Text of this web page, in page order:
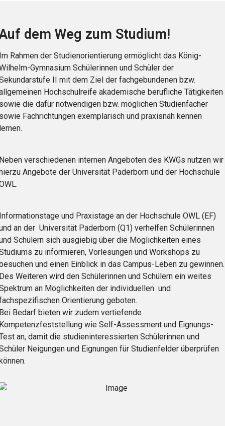
dem Weg zum Studium!
Rahmen der Studienorientierung ermöglicht das König-
Gymnasium Schülerinnen und Schüler der
II mit dem Ziel der fachgebundenen bzw.
Hochschulreife akademische berufliche Tätigkeiten
die dafür notwendigen bzw. möglichen Studienfächer
Fachrichtungen exemplarisch und praxisnah kennen
verschiedenen internen Angeboten des KWGs nutzen wir
Angebote der Universität Paderborn und der Hochschule
und Praxistage an der Hochschule OWL (EF)
an der Universität Paderborn (Q1) verhelfen Schülerinnen
Schülern sich ausgiebig über die Möglichkeiten eines
zu informieren, Vorlesungen und Workshops zu
und einen Einblick in das Campus-Leben zu gewinnen.
Weiteren wird den Schülerinnen und Schülern ein weites
an Möglichkeiten der individuellen und
Orientierung geboten.
Bedarf bieten wir zudem vertiefende
wie Self-Assessment und Eignungs-
an, damit die studieninteressierten Schülerinnen und
Neigungen und Eignungen für Studienfelder überprüfen